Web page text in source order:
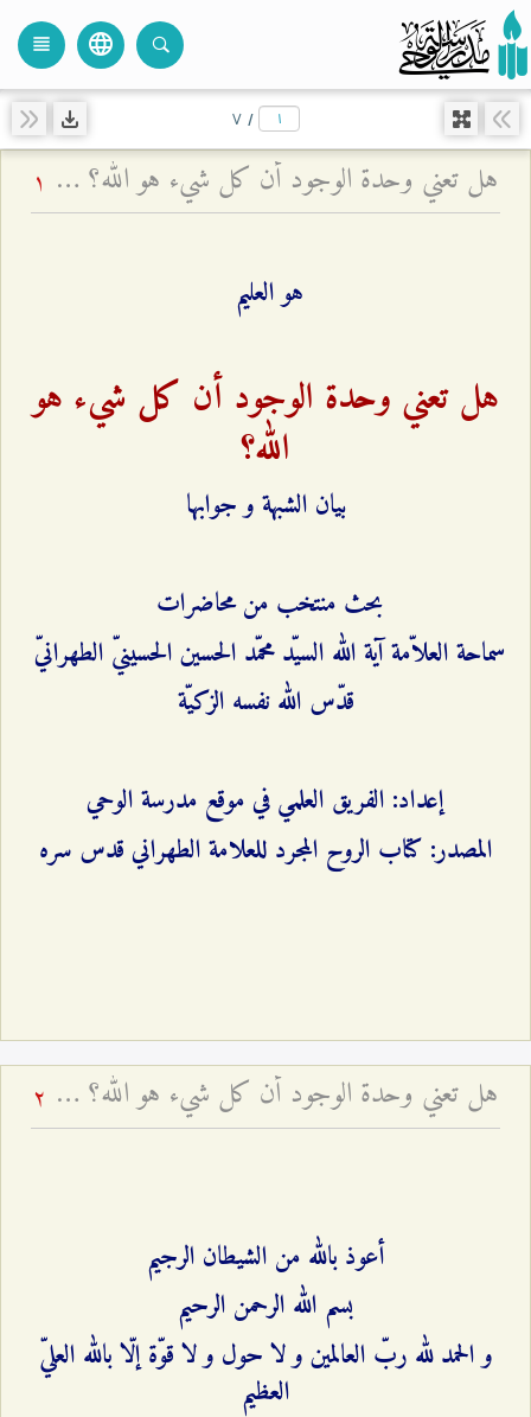
language
view_headline
/ ۷
هل تعني وحدة الوجود أن كل شيء هو الله؟ - بيان الشبهة و جوابها 1
هو العليم
هل تعني وحدة الوجود أن كل شيء هو
الله؟
بيان الشبهة و جوابها
بحث منتخب من محاضرات
سماحة العلاّمة آية الله السيّد محمّد الحسين الحسينيّ الطهرانيّ
قدّس الله نفسه الزكيّة
إعداد: الفريق العلمي في موقع مدرسة الوحي
المصدر: كتاب الروح المجرد للعلامة الطهراني قدس سره
هل تعني وحدة الوجود أن كل شيء هو الله؟ - بيان الشبهة و جوابها 2
أعوذ بالله من الشيطان الرجيم
بسم الله الرحمن الرحيم
و الحمد لله ربّ العالمين و لا حول و لا قوّة إلّا بالله العليّ
العظيم‌